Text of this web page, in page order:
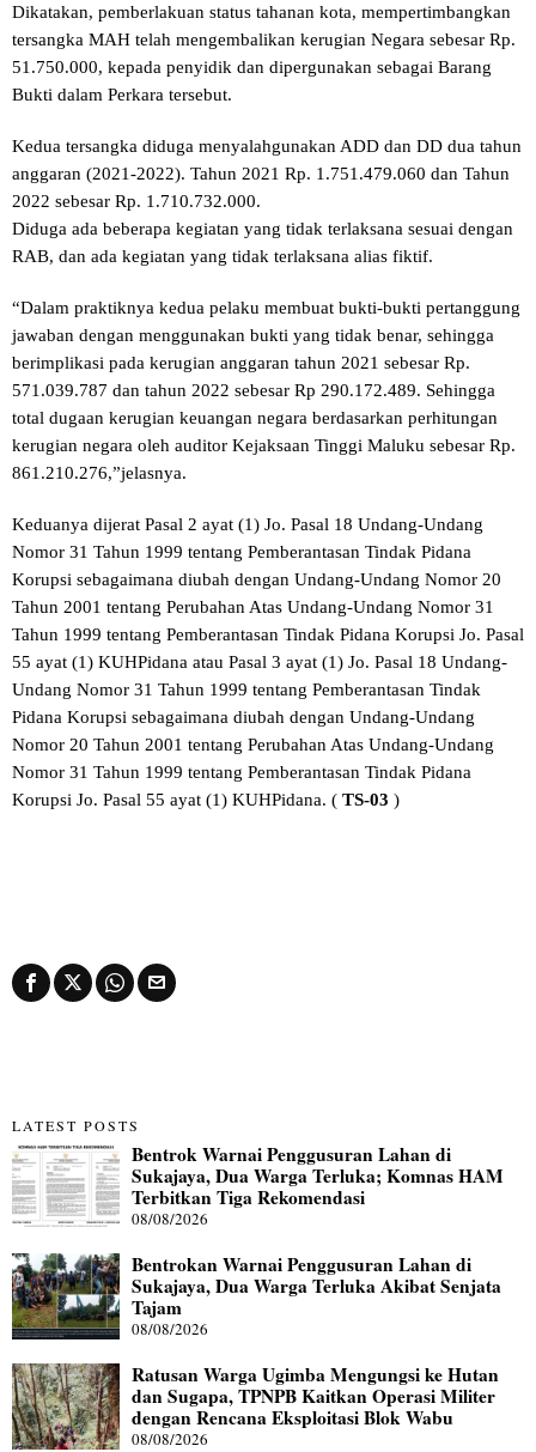
Dikatakan, pemberlakuan status tahanan kota, mempertimbangkan
tersangka MAH telah mengembalikan kerugian Negara sebesar Rp.
51.750.000, kepada penyidik dan dipergunakan sebagai Barang
Bukti dalam Perkara tersebut.
Kedua tersangka diduga menyalahgunakan ADD dan DD dua tahun
anggaran (2021-2022). Tahun 2021 Rp. 1.751.479.060 dan Tahun
2022 sebesar Rp. 1.710.732.000.
Diduga ada beberapa kegiatan yang tidak terlaksana sesuai dengan
RAB, dan ada kegiatan yang tidak terlaksana alias fiktif.
“Dalam praktiknya kedua pelaku membuat bukti-bukti pertanggung
jawaban dengan menggunakan bukti yang tidak benar, sehingga
berimplikasi pada kerugian anggaran tahun 2021 sebesar Rp.
571.039.787 dan tahun 2022 sebesar Rp 290.172.489. Sehingga
total dugaan kerugian keuangan negara berdasarkan perhitungan
kerugian negara oleh auditor Kejaksaan Tinggi Maluku sebesar Rp.
861.210.276,”jelasnya.
Keduanya dijerat Pasal 2 ayat (1) Jo. Pasal 18 Undang-Undang
Nomor 31 Tahun 1999 tentang Pemberantasan Tindak Pidana
Korupsi sebagaimana diubah dengan Undang-Undang Nomor 20
Tahun 2001 tentang Perubahan Atas Undang-Undang Nomor 31
Tahun 1999 tentang Pemberantasan Tindak Pidana Korupsi Jo. Pasal
55 ayat (1) KUHPidana atau Pasal 3 ayat (1) Jo. Pasal 18 Undang-
Undang Nomor 31 Tahun 1999 tentang Pemberantasan Tindak
Pidana Korupsi sebagaimana diubah dengan Undang-Undang
Nomor 20 Tahun 2001 tentang Perubahan Atas Undang-Undang
Nomor 31 Tahun 1999 tentang Pemberantasan Tindak Pidana
Korupsi Jo. Pasal 55 ayat (1) KUHPidana. ( TS-03 )
LATEST POSTS
Bentrok Warnai Penggusuran Lahan di
Sukajaya, Dua Warga Terluka; Komnas HAM
Terbitkan Tiga Rekomendasi
08/08/2026
Bentrokan Warnai Penggusuran Lahan di
Sukajaya, Dua Warga Terluka Akibat Senjata
Tajam
08/08/2026
Ratusan Warga Ugimba Mengungsi ke Hutan
dan Sugapa, TPNPB Kaitkan Operasi Militer
dengan Rencana Eksploitasi Blok Wabu
08/08/2026